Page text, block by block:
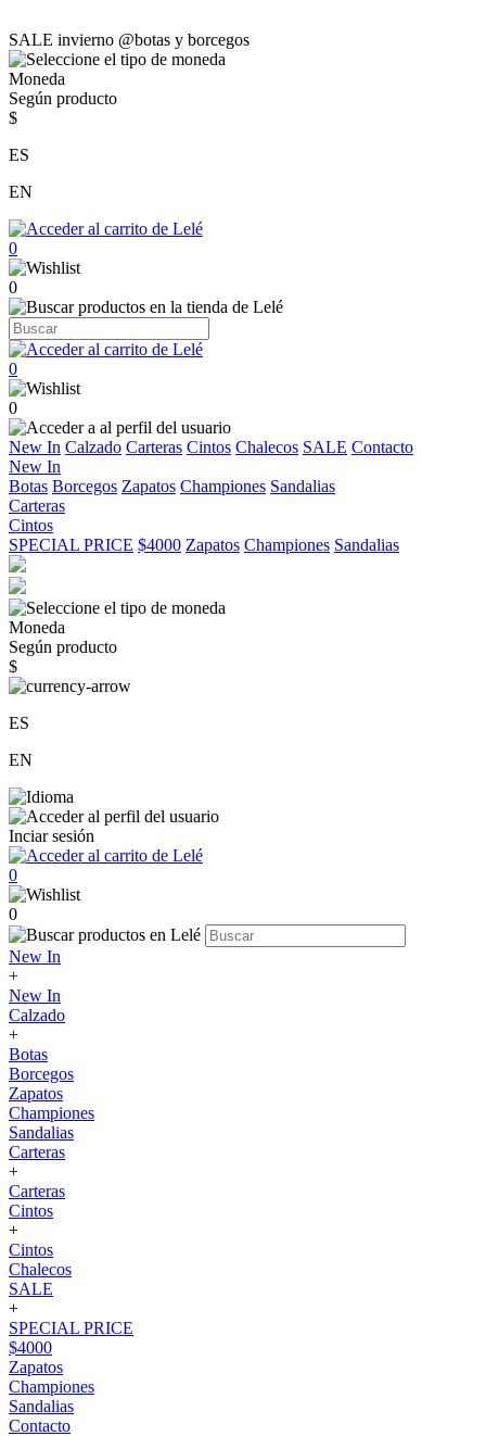
SALE invierno @botas y borcegos
Moneda
Según producto
$
ES
EN
0
0
0
0
New In Calzado Carteras Cintos Chalecos SALE Contacto
New In
Botas Borcegos Zapatos Championes Sandalias
Carteras
Cintos
SPECIAL PRICE $4000 Zapatos Championes Sandalias
Moneda
Según producto
$
ES
EN
Inciar sesión
0
0
New In
+
New In
Calzado
+
Botas
Borcegos
Zapatos
Championes
Sandalias
Carteras
+
Carteras
Cintos
+
Cintos
Chalecos
SALE
+
SPECIAL PRICE
$4000
Zapatos
Championes
Sandalias
Contacto